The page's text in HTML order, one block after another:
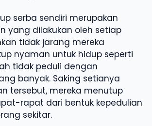
serba sendiri merupakan
yang dilakukan oleh setiap
tidak jarang mereka
nyaman untuk hidup seperti
tidak peduli dengan
banyak. Saking setianya
tersebut, mereka menutup
rapat dari bentuk kepedulian
sekitar.